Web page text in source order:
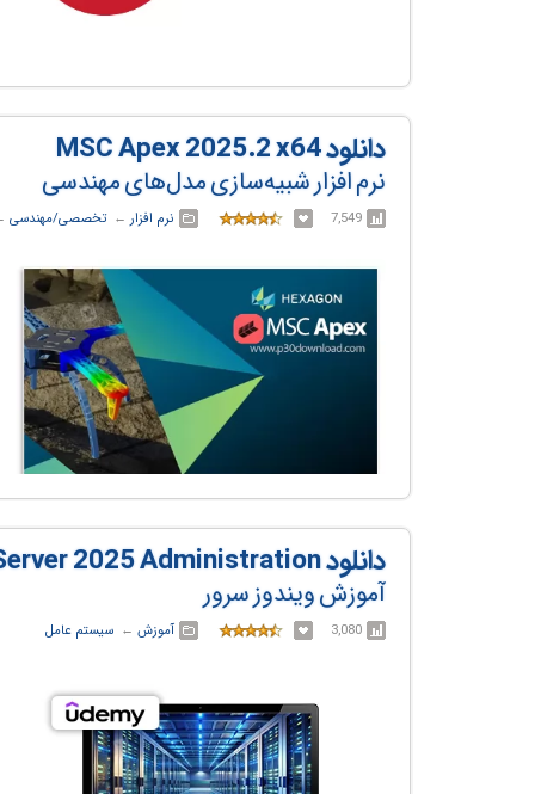
دانلود MSC Apex 2025.2 x64
نرم افزار شبیه‌سازی مدل‌های مهندسی
7,549 نرم افزار ← ‏تخصصی/مهندسی
دانلود Windows Server 2025 Administration
آموزش ویندوز سرور
3,080 آموزش ← ‏ سیستم عامل